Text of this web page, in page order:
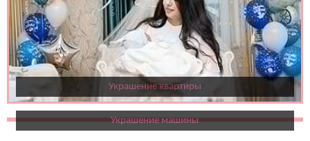
Украшение квартиры
Украшение машины